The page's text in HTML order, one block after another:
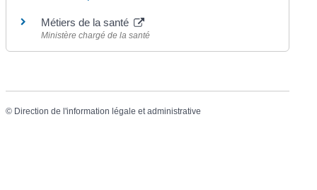
Métiers de la santé
Ministère chargé de la santé
© Direction de l'information légale et administrative